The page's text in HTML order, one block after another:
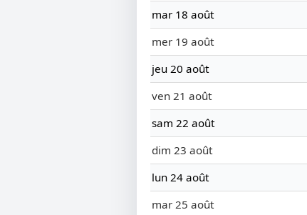
mar 18 août
mer 19 août
jeu 20 août
ven 21 août
sam 22 août
dim 23 août
lun 24 août
mar 25 août